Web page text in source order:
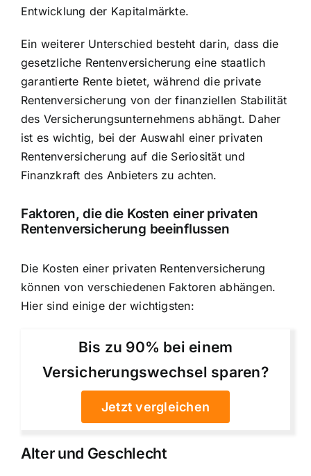
Entwicklung der Kapitalmärkte.
Ein weiterer Unterschied besteht darin, dass die
gesetzliche Rentenversicherung eine staatlich
garantierte Rente bietet, während die private
Rentenversicherung von der finanziellen Stabilität
des Versicherungsunternehmens abhängt. Daher
ist es wichtig, bei der Auswahl einer privaten
Rentenversicherung auf die Seriosität und
Finanzkraft des Anbieters zu achten.
Faktoren, die die Kosten einer privaten
Rentenversicherung beeinflussen
Die Kosten einer privaten Rentenversicherung
können von verschiedenen Faktoren abhängen.
Hier sind einige der wichtigsten:
Bis zu 90% bei einem
Versicherungswechsel sparen?
Jetzt vergleichen
Alter und Geschlecht